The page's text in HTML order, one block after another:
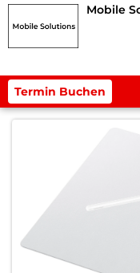
Mobile
Termin Buchen